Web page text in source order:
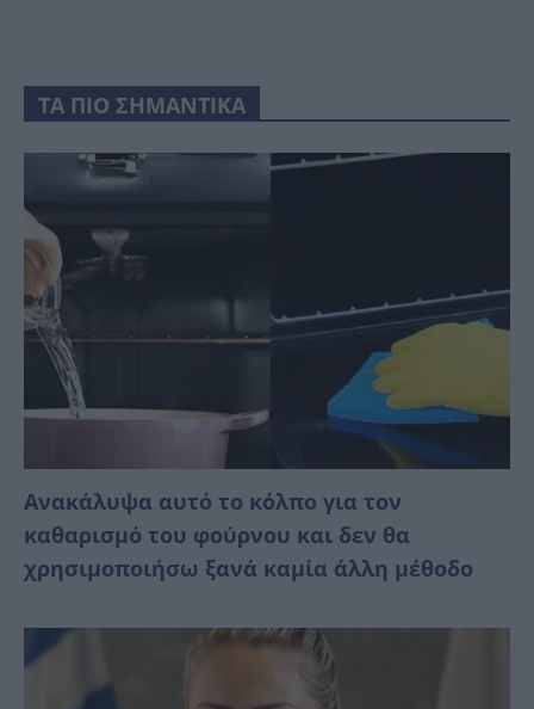
ΤΑ ΠΙΟ ΣΗΜΑΝΤΙΚΑ
Ανακάλυψα αυτό το κόλπο για τον
καθαρισμό του φούρνου και δεν θα
χρησιμοποιήσω ξανά καμία άλλη μέθοδο